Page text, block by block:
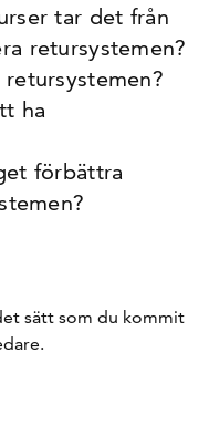
tar det från
retursystemen?
ha
förbättra
sätt som du kommit